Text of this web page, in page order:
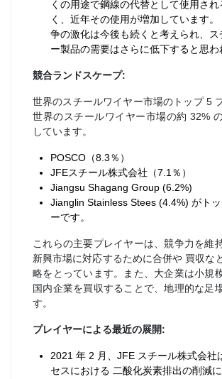
くの用途で鋼線の代替として使用され
く、近年その使用が増加しています
争の激化は今後も続くと考えられ、ス
ー製品の需要はさらに低下すると思わ
競合ランドスケープ:
世界のスチールワイヤー市場のトップ 5
世界のスチールワイヤー市場の約 32%
しています。
POSCO（8.3％）
JFEスチール株式会社（7.1％）
Jiangsu Shagang Group (6.2%)
Jianglin Stainless Stees (4.4%) がト
ーです。
これらの主要プレイヤーは、競争力を維
新興市場に対応するために合併や 買収な
略をとっています。また、大企業は小規
国内企業を買収することで、地理的な足
す。
プレイヤーによる最近の展開:
2021 年 2 月、JFE スチール株式会社
セスにおける 二酸化炭素排出の削減